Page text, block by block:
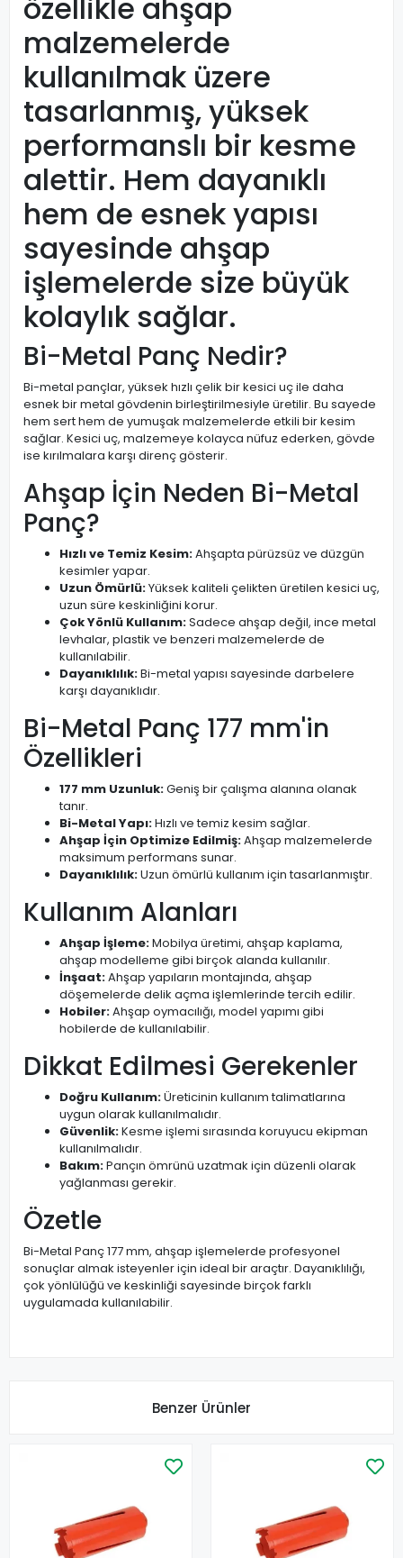
özellikle ahşap
malzemelerde
kullanılmak üzere
tasarlanmış, yüksek
performanslı bir kesme
alettir. Hem dayanıklı
hem de esnek yapısı
sayesinde ahşap
işlemelerde size büyük
kolaylık sağlar.
Bi-Metal Panç Nedir?
Bi-metal pançlar, yüksek hızlı çelik bir kesici uç ile daha
esnek bir metal gövdenin birleştirilmesiyle üretilir. Bu sayede
hem sert hem de yumuşak malzemelerde etkili bir kesim
sağlar. Kesici uç, malzemeye kolayca nüfuz ederken, gövde
ise kırılmalara karşı direnç gösterir.
Ahşap İçin Neden Bi-Metal
Panç?
Hızlı ve Temiz Kesim:Ahşapta pürüzsüz ve düzgün
kesimler yapar.
Uzun Ömürlü:Yüksek kaliteli çelikten üretilen kesici uç,
uzun süre keskinliğini korur.
Çok Yönlü Kullanım:Sadece ahşap değil, ince metal
levhalar, plastik ve benzeri malzemelerde de
kullanılabilir.
Dayanıklılık:Bi-metal yapısı sayesinde darbelere
karşı dayanıklıdır.
Bi-Metal Panç 177 mm'in
Özellikleri
177 mm Uzunluk:Geniş bir çalışma alanına olanak
tanır.
Bi-Metal Yapı:Hızlı ve temiz kesim sağlar.
Ahşap İçin Optimize Edilmiş:Ahşap malzemelerde
maksimum performans sunar.
Dayanıklılık:Uzun ömürlü kullanım için tasarlanmıştır.
Kullanım Alanları
Ahşap İşleme:Mobilya üretimi, ahşap kaplama,
ahşap modelleme gibi birçok alanda kullanılır.
İnşaat:Ahşap yapıların montajında, ahşap
döşemelerde delik açma işlemlerinde tercih edilir.
Hobiler:Ahşap oymacılığı, model yapımı gibi
hobilerde de kullanılabilir.
Dikkat Edilmesi Gerekenler
Doğru Kullanım:Üreticinin kullanım talimatlarına
uygun olarak kullanılmalıdır.
Güvenlik:Kesme işlemi sırasında koruyucu ekipman
kullanılmalıdır.
Bakım:Pançın ömrünü uzatmak için düzenli olarak
yağlanması gerekir.
Özetle
Bi-Metal Panç 177 mm, ahşap işlemelerde profesyonel
sonuçlar almak isteyenler için ideal bir araçtır. Dayanıklılığı,
çok yönlülüğü ve keskinliği sayesinde birçok farklı
uygulamada kullanılabilir.
Benzer Ürünler